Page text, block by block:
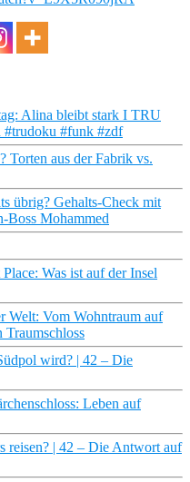
Alina bleibt stark I TRU
#funk #zdf
Torten aus der Fabrik vs.
übrig? Gehalts-Check mit
Boss Mohammed
Was ist auf der Insel
Welt: Vom Wohntraum auf
Traumschloss
wird? | 42 – Die
Leben auf
reisen? | 42 – Die Antwort auf